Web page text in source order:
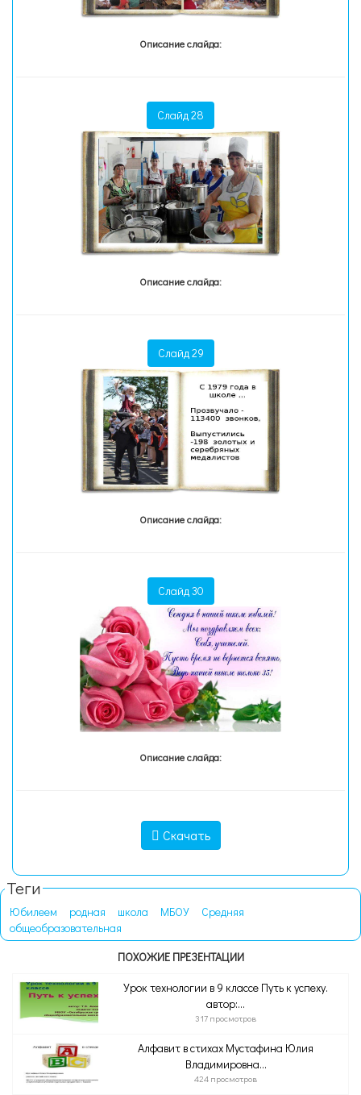
Описание слайда:
Слайд 28
Описание слайда:
Слайд 29
Описание слайда:
Слайд 30
Описание слайда:
Скачать
Теги
Юбилеем родная школа МБОУ
Средняя
общеобразовательная
ПОХОЖИЕ ПРЕЗЕНТАЦИИ
Урок технологии в 9 классе Путь к успеху.
автор:...
317 просмотров
Алфавит в стихах Мустафина Юлия
Владимировна...
424 просмотров